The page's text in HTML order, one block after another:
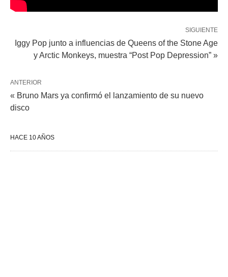
SIGUIENTE
Iggy Pop junto a influencias de Queens of the Stone Age
y Arctic Monkeys, muestra “Post Pop Depression” »
ANTERIOR
« Bruno Mars ya confirmó el lanzamiento de su nuevo
disco
HACE 10 AÑOS